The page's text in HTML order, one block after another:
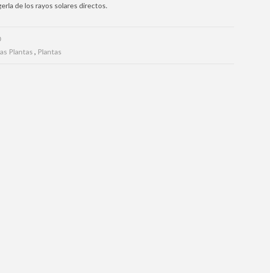
de los rayos solares directos.
Plantas , Plantas